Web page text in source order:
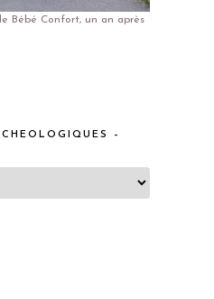
Bébé Confort, un an après
–